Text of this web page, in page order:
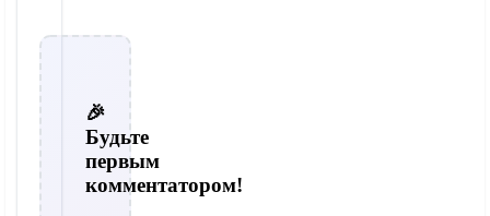
🎉
Будьте
первым
комментатором!